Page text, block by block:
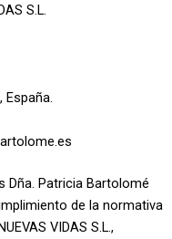
S.L.
España.
Dña. Patricia Bartolomé
de la normativa
VIDAS S.L.,